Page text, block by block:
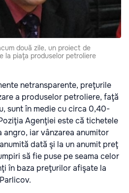
două zile, un proiect de
la piaţa produselor petroliere
netransparente, preţurile
a produselor petroliere, faţă
sunt în medie cu circa 0,40-
Agenţiei este că tichetele
iar vânzarea anumitor
dată şi la un anumit preţ
să fie puse pe seama celor
în baza preţurilor afişate la